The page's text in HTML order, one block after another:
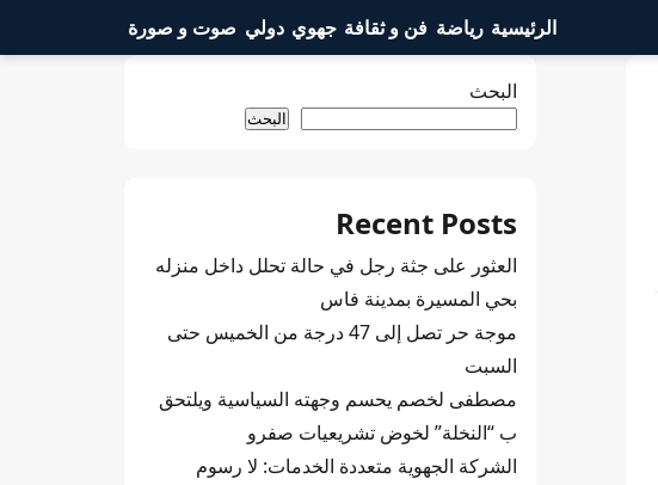
الرئيسية رياضة فن و ثقافة جهوي دولي صوت و صورة
البحث
البحث
Recent Posts
العثور على جثة رجل في حالة تحلل داخل منزله
بحي المسيرة بمدينة فاس
موجة حر تصل إلى 47 درجة من الخميس حتى
السبت
مصطفى لخصم يحسم وجهته السياسية ويلتحق
ب “النخلة” لخوض تشريعيات صفرو
الشركة الجهوية متعددة الخدمات: لا رسوم